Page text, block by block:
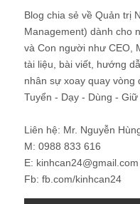
Blog chia sẻ về Quản trị
Management) dành cho
và Con người như CEO,
tài liệu, bài viết, hướng
nhân sự xoay quay vòng
Tuyển - Dạy - Dùng - Giữ
Liên hệ: Mr. Nguyễn
M: 0988 833 616
E: kinhcan24@gmail.com
Fb: fb.com/kinhcan24